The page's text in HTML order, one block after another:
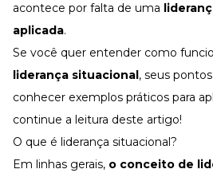
Materiais Gratuitos
Todos os Materiais
E-book
Aprofunde seu conhecimento
Ferramentas e Templates
Para agilizar o seu trabalho
acontece por falta de uma
aplicada.
Se você quer entender como
liderança situacional, seus
conhecer exemplos práticos para
continue a leitura deste artigo!
O que é liderança situacional?
Em linhas gerais, o conceito de